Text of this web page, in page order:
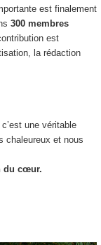
est finalement
300 membres
est
la rédaction
une véritable
chaleureux et nous
du cœur.